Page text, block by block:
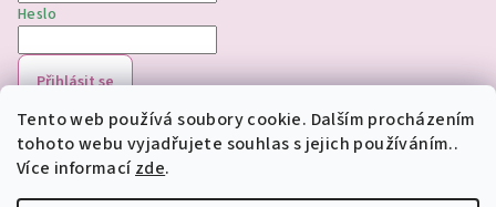
Tento web používá soubory cookie. Dalším procházením
tohoto webu vyjadřujete souhlas s jejich používáním..
Více informacízde.
Heslo
Přihlásit se
Nová registraceZapomenuté heslo
Copyright 2026jednorozciverivnas.cz. Všechna práva